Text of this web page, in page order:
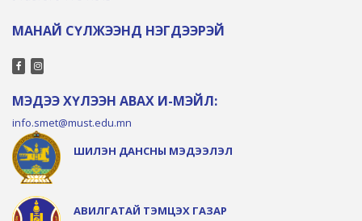
МАНАЙ СҮЛЖЭЭНД НЭГДЭЭРЭЙ
МЭДЭЭ ХҮЛЭЭН АВАХ И-МЭЙЛ:
info.smet@must.edu.mn
ШИЛЭН ДАНСНЫ МЭДЭЭЛЭЛ
АВИЛГАТАЙ ТЭМЦЭХ ГАЗАР